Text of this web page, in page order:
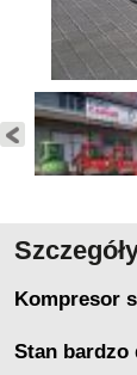
Kompresor
Stan bardzo